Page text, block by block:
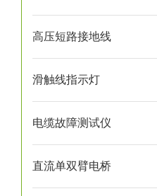
高压短路接地线
滑触线指示灯
电缆故障测试仪
直流单双臂电桥